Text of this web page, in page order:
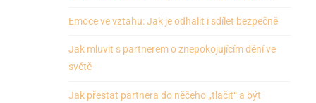
Emoce ve vztahu: Jak je odhalit i sdílet bezpečně
Jak mluvit s partnerem o znepokojujícím dění ve
světě
Jak přestat partnera do něčeho „tlačit“ a být